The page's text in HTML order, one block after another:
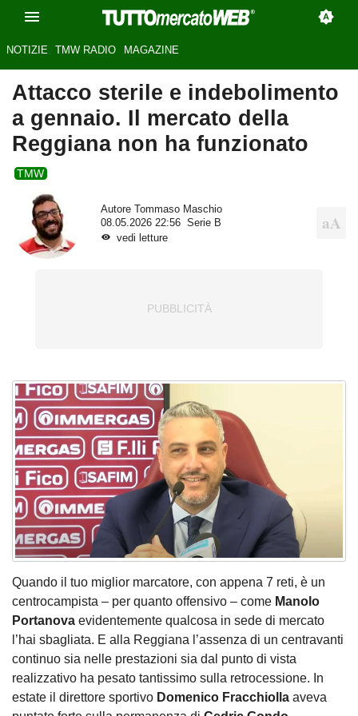
NOTIZIE TMW RADIO MAGAZINE
Attacco sterile e indebolimento
a gennaio. Il mercato della
Reggiana non ha funzionato
TMW
Autore
Tommaso Maschio
08.05.2026 22:56
Serie B
vedi letture
Quando il tuo miglior marcatore, con appena 7 reti, è un
centrocampista – per quanto offensivo – come Manolo
Portanova evidentemente qualcosa in sede di mercato
l’hai sbagliata. E alla Reggiana l’assenza di un centravanti
continuo sia nelle prestazioni sia dal punto di vista
realizzativo ha pesato tantissimo sulla retrocessione. In
estate il direttore sportivo Domenico Fracchiolla aveva